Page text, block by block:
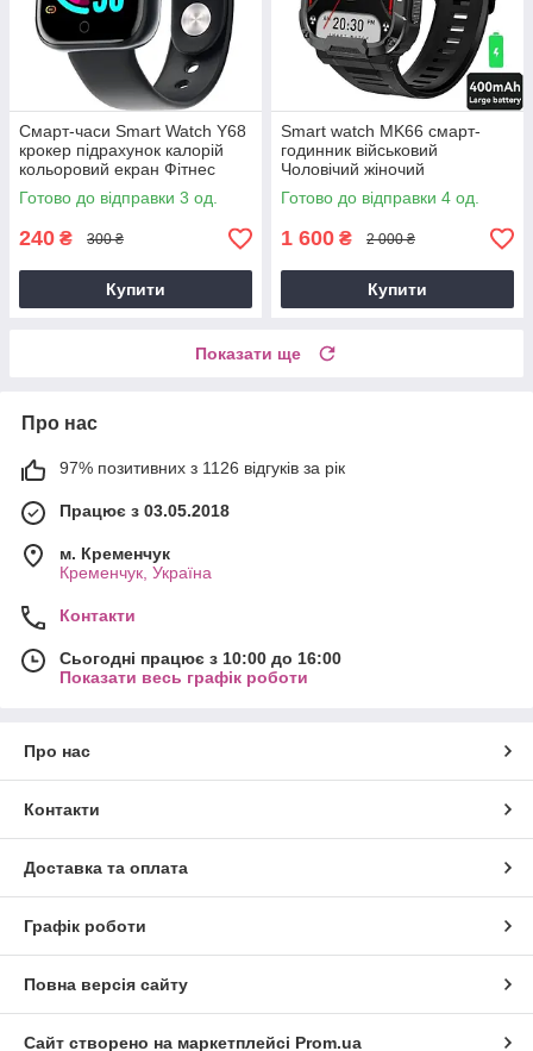
Смарт-часи Smart Watch Y68
крокер підрахунок калорій
кольоровий екран Фітнес
браслет пульсометр
тонометр
Готово до відправки 3 од.
240 ₴ 300 ₴
Купити
Smart watch MK66 смарт-
годинник військовий
Чоловічий жіночий
найкращий Smartwatch 8
розумний Смартгодинник
Готово до відправки 4 од.
1 600 ₴ 2 000 ₴
Купити
Показати ще
Про нас
97% позитивних з 1126 відгуків за рік
Працює з 03.05.2018
м. Кременчук
Кременчук, Україна
Контакти
Сьогодні працює з 10:00 до 16:00
Показати весь графік роботи
Про нас
Контакти
Доставка та оплата
Графік роботи
Повна версія сайту
Сайт створено на маркетплейсі Prom.ua